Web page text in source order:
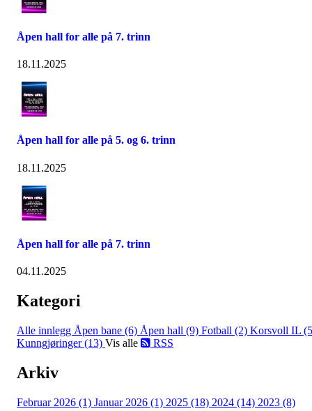
Åpen hall for alle på 7. trinn
18.11.2025
Åpen hall for alle på 5. og 6. trinn
18.11.2025
Åpen hall for alle på 7. trinn
04.11.2025
Kategori
Alle innlegg Åpen bane (6) Åpen hall (9) Fotball (2) Korsvoll IL
Kunngjøringer (13) Vis alle RSS
Arkiv
Februar 2026 (1) Januar 2026 (1) 2025 (18) 2024 (14) 2023 (8)